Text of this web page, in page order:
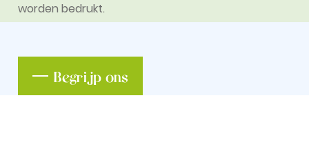
worden bedrukt.
Begrijp ons